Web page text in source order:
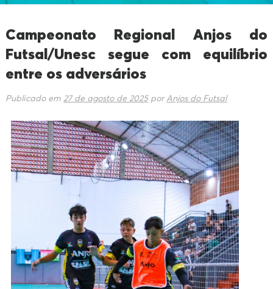
Campeonato Regional Anjos do
Futsal/Unesc segue com equilíbrio
entre os adversários
Publicado em 27 de agosto de 2025 por Anjos do Futsal